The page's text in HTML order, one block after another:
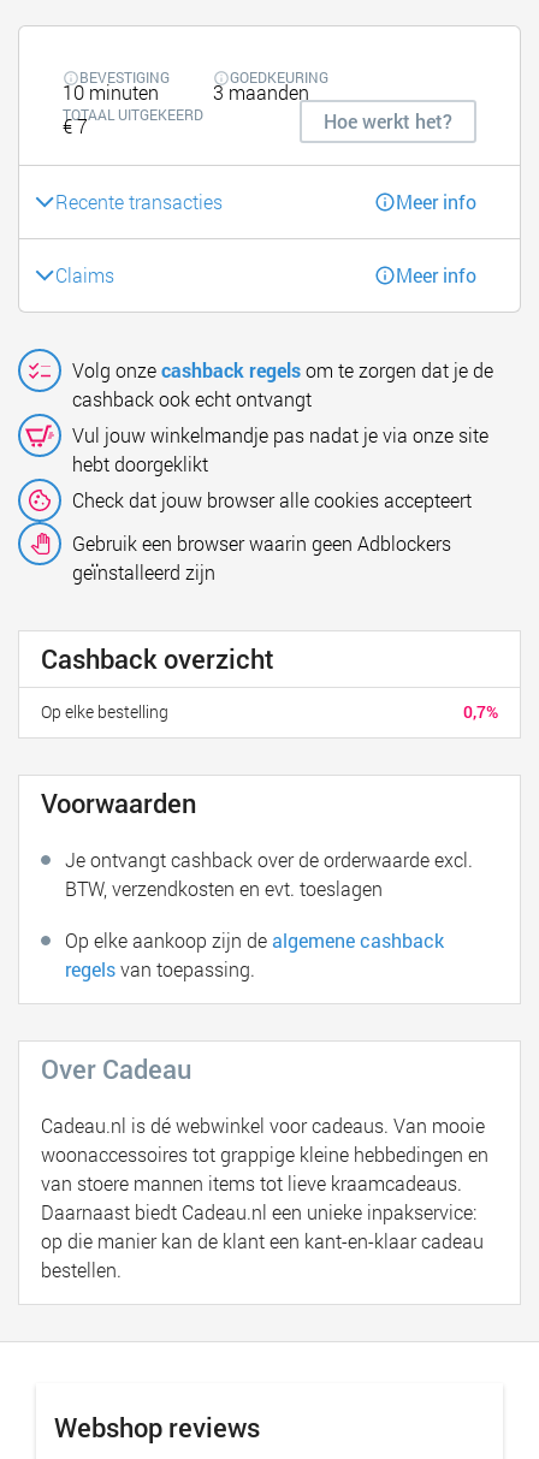
BEVESTIGING
10 minuten
GOEDKEURING
3 maanden
TOTAAL UITGEKEERD
€ 7 Hoe werkt het?
Recente transacties Meer info
Claims Meer info
Volg onzecashback regelsom te zorgen dat je de
cashback ook echt ontvangt
Vul jouw winkelmandje pas nadat je via onze site
hebt doorgeklikt
Check dat jouw browser alle cookies accepteert
Gebruik een browser waarin geen Adblockers
geïnstalleerd zijn
Cashback overzicht
0,7%
Op elke bestelling
Voorwaarden
Je ontvangt cashback over de orderwaarde excl.
BTW, verzendkosten en evt. toeslagen
Op elke aankoop zijn dealgemene cashback
regelsvan toepassing.
Over Cadeau
Cadeau.nl is dé webwinkel voor cadeaus. Van mooie
woonaccessoires tot grappige kleine hebbedingen en
van stoere mannen items tot lieve kraamcadeaus.
Daarnaast biedt Cadeau.nl een unieke inpakservice:
op die manier kan de klant een kant-en-klaar cadeau
bestellen.
Webshop reviews